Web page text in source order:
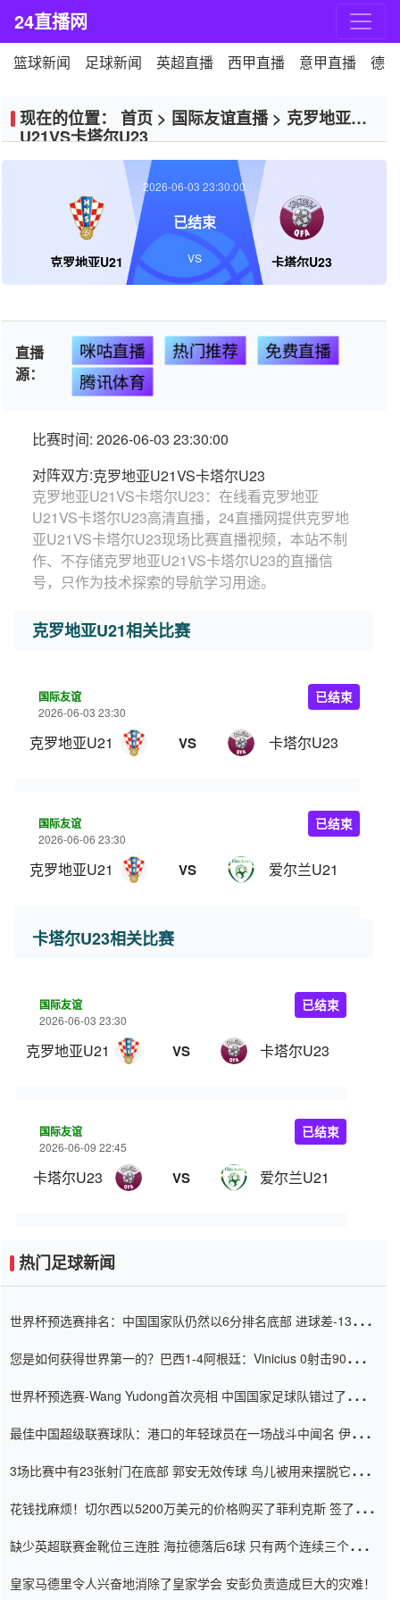
24直播网
篮球新闻 足球新闻 英超直播 西甲直播 意甲直播 德
现在的位置： 首页 > 国际友谊直播> 克罗地亚
U21VS卡塔尔U23
克罗地亚U21 卡塔尔U23
2026-06-03 23:30:00
已结束
VS
直播
源：
咪咕直播 热门推荐
免费直播
腾讯体育
比赛时间: 2026-06-03 23:30:00
对阵双方:克罗地亚U21VS卡塔尔U23
克罗地亚U21VS卡塔尔U23：在线看克罗地亚
U21VS卡塔尔U23高清直播，24直播网提供克罗地
亚U21VS卡塔尔U23现场比赛直播视频，本站不制
作、不存储克罗地亚U21VS卡塔尔U23的直播信
号，只作为技术探索的导航学习用途。
克罗地亚U21相关比赛
国际友谊
2026-06-03 23:30
克罗地亚U21 VS 卡塔尔U23
已结束
国际友谊
2026-06-06 23:30
克罗地亚U21 VS 爱尔兰U21
已结束
卡塔尔U23相关比赛
国际友谊
2026-06-03 23:30
克罗地亚U21 VS 卡塔尔U23
已结束
国际友谊
2026-06-09 22:45
卡塔尔U23 VS 爱尔兰U21
已结束
热门足球新闻
世界杯预选赛排名：中国国家队仍然以6分排名底部 进球差-13令人
您是如何获得世界第一的？巴西1-4阿根廷：Vinicius 0射击90分钟
世界杯预选赛-Wang Yudong首次亮相 中国国家足球队错过了世界
最佳中国超级联赛球队：港口的年轻球员在一场战斗中闻名 伊万放
3场比赛中有23张射门在底部 郭安无效传球 鸟儿被用来摆脱它
花钱找麻烦！切尔西以5200万美元的价格购买了菲利克斯 签了7年
缺少英超联赛金靴位三连胜 海拉德落后6球 只有两个连续三个连续
皇家马德里令人兴奋地消除了皇家学会 安彭负责造成巨大的灾难！